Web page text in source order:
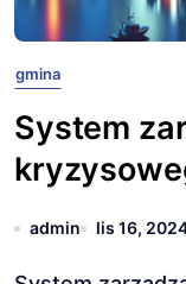
gmina
System
działa?
admin lis 16,